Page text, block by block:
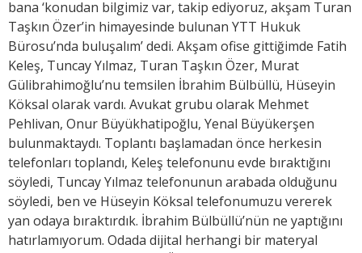
bana ‘konudan bilgimiz var, takip ediyoruz, akşam Turan
Taşkın Özer’in himayesinde bulunan YTT Hukuk
Bürosu’nda buluşalım’ dedi. Akşam ofise gittiğimde Fatih
Keleş, Tuncay Yılmaz, Turan Taşkın Özer, Murat
Gülibrahimoğlu’nu temsilen İbrahim Bülbüllü, Hüseyin
Köksal olarak vardı. Avukat grubu olarak Mehmet
Pehlivan, Onur Büyükhatipoğlu, Yenal Büyükerşen
bulunmaktaydı. Toplantı başlamadan önce herkesin
telefonları toplandı, Keleş telefonunu evde bıraktığını
söyledi, Tuncay Yılmaz telefonunun arabada olduğunu
söyledi, ben ve Hüseyin Köksal telefonumuzu vererek
yan odaya bıraktırdık. İbrahim Bülbüllü’nün ne yaptığını
hatırlamıyorum. Odada dijital herhangi bir materyal